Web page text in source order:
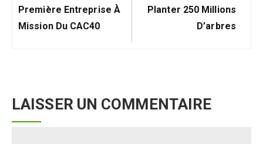
Première Entreprise À
Mission Du CAC40
Planter 250 Millions
D’arbres
LAISSER UN COMMENTAIRE